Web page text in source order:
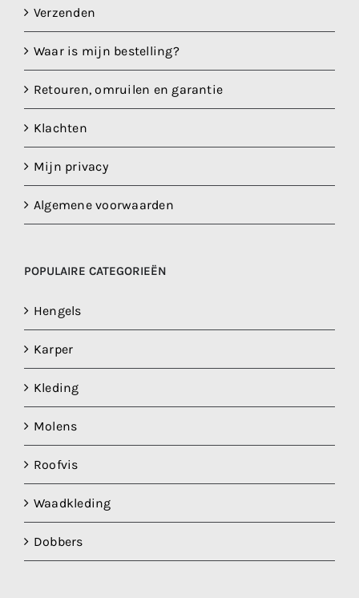
Verzenden
Waar is mijn bestelling?
Retouren, omruilen en garantie
Klachten
Mijn privacy
Algemene voorwaarden
POPULAIRE CATEGORIEËN
Hengels
Karper
Kleding
Molens
Roofvis
Waadkleding
Dobbers